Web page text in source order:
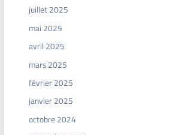
juillet 2025
mai 2025
avril 2025
mars 2025
février 2025
janvier 2025
octobre 2024